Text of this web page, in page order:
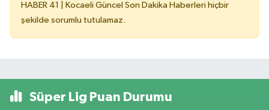
HABER 41 | Kocaeli Güncel Son Dakika Haberleri hiçbir
şekilde sorumlu tutulamaz.
Süper Lig Puan Durumu